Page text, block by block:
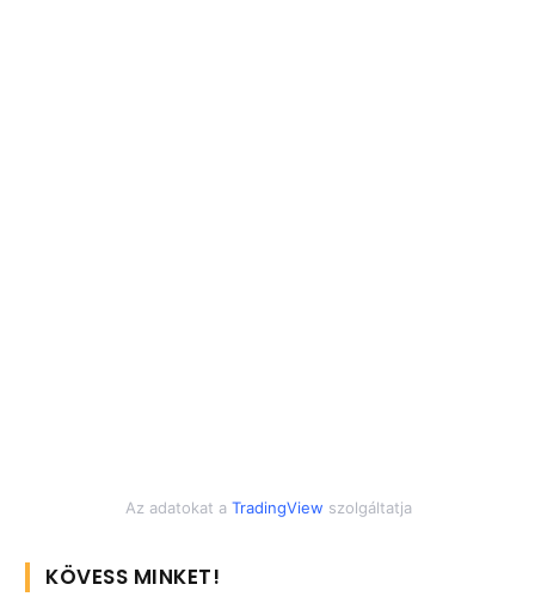
Az adatokat a TradingView szolgáltatja
KÖVESS MINKET!